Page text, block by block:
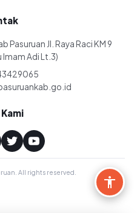
Jl. Raya Raci KM 9
Adi Lt.3)
All rights reserved.